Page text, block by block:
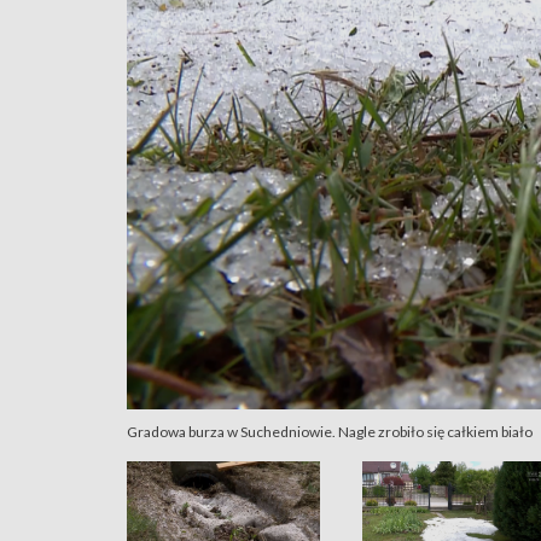
Gradowa burza w Suchedniowie. Nagle zrobiło się całkiem biało